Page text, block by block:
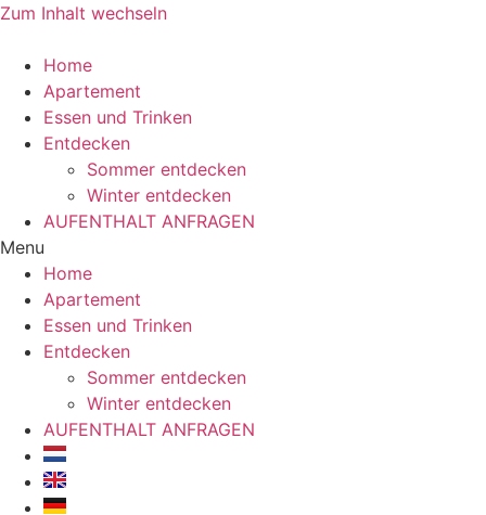
Zum Inhalt wechseln
Home
Apartement
Essen und Trinken
Entdecken
Sommer entdecken
Winter entdecken
AUFENTHALT ANFRAGEN
Menu
Home
Apartement
Essen und Trinken
Entdecken
Sommer entdecken
Winter entdecken
AUFENTHALT ANFRAGEN